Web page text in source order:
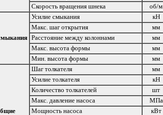
Скорость вращения шнека
об/м
Усилие смыкания кН
Макс. шаг открытия
мм
Расстояние между колоннами
мм
Макс. высота формы
мм
Мин. высота формы
мм
Шаг толкателя мм
Усилие толкателя
кН
Количество толкателей
шт
Макс. давление насоса
МПа
Мощность насоса
кВт